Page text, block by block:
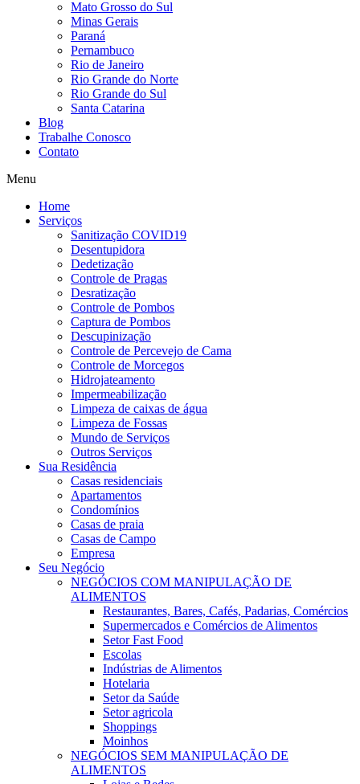
Mato Grosso do Sul
Minas Gerais
Paraná
Pernambuco
Rio de Janeiro
Rio Grande do Norte
Rio Grande do Sul
Santa Catarina
Blog
Trabalhe Conosco
Contato
Menu
Home
Serviços
Sanitização COVID19
Desentupidora
Dedetização
Controle de Pragas
Desratização
Controle de Pombos
Captura de Pombos
Descupinização
Controle de Percevejo de Cama
Controle de Morcegos
Hidrojateamento
Impermeabilização
Limpeza de caixas de água
Limpeza de Fossas
Mundo de Serviços
Outros Serviços
Sua Residência
Casas residenciais
Apartamentos
Condomínios
Casas de praia
Casas de Campo
Empresa
Seu Negócio
NEGÓCIOS COM MANIPULAÇÃO DE
ALIMENTOS
Restaurantes, Bares, Cafés, Padarias, Comércios
Supermercados e Comércios de Alimentos
Setor Fast Food
Escolas
Indústrias de Alimentos
Hotelaria
Setor da Saúde
Setor agricola
Shoppings
Moinhos
NEGÓCIOS SEM MANIPULAÇÃO DE
ALIMENTOS